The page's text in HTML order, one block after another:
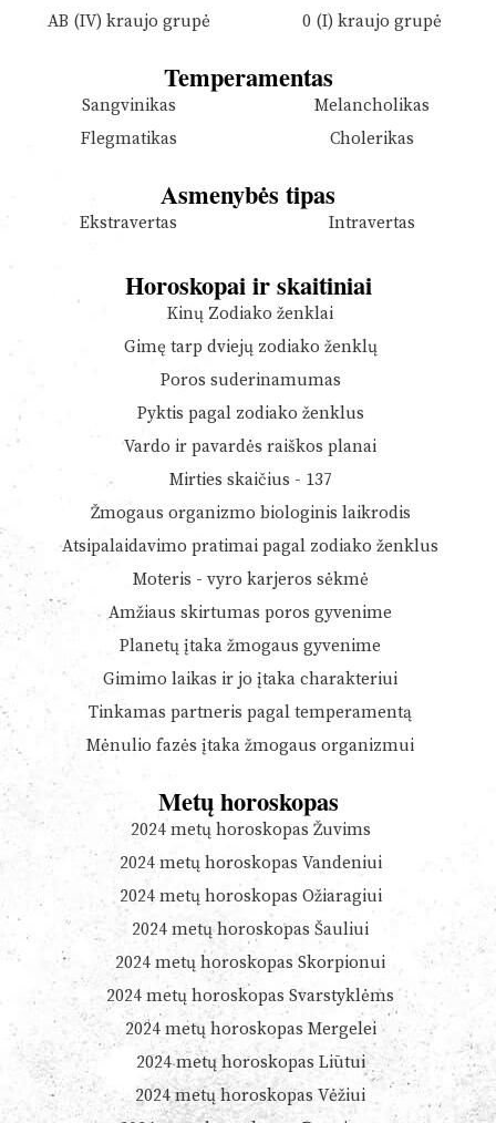
AB (IV) kraujo grupė
0 (I) kraujo grupė
Temperamentas
Sangvinikas
Melancholikas
Flegmatikas
Cholerikas
Asmenybės tipas
Ekstravertas Intravertas
Horoskopai ir skaitiniai
Kinų Zodiako ženklai
Gimę tarp dviejų zodiako ženklų
Poros suderinamumas
Pyktis pagal zodiako ženklus
Vardo ir pavardės raiškos planai
Mirties skaičius - 137
Žmogaus organizmo biologinis laikrodis
Atsipalaidavimo pratimai pagal zodiako ženklus
Moteris - vyro karjeros sėkmė
Amžiaus skirtumas poros gyvenime
Planetų įtaka žmogaus gyvenime
Gimimo laikas ir jo įtaka charakteriui
Tinkamas partneris pagal temperamentą
Mėnulio fazės įtaka žmogaus organizmui
Metų horoskopas
2024 metų horoskopas Žuvims
2024 metų horoskopas Vandeniui
2024 metų horoskopas Ožiaragiui
2024 metų horoskopas Šauliui
2024 metų horoskopas Skorpionui
2024 metų horoskopas Svarstyklėms
2024 metų horoskopas Mergelei
2024 metų horoskopas Liūtui
2024 metų horoskopas Vėžiui